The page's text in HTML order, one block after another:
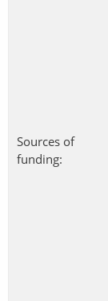
Sources of
funding: